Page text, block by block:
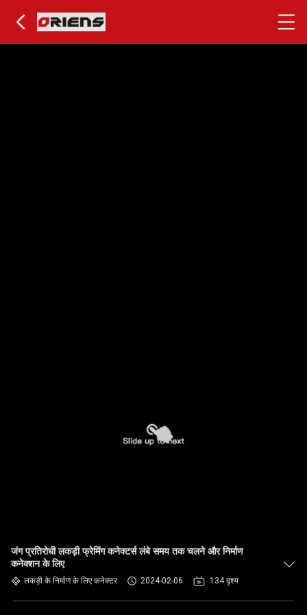
जंग प्रतिरोधी लकड़ी फ्रेमिंग कनेक्टर्स लंबे समय तक चलने और निर्माण
कनेक्शन के लिए
लकड़ी के निर्माण के लिए कनेक्टर 2024-02-06 134 दृश्य